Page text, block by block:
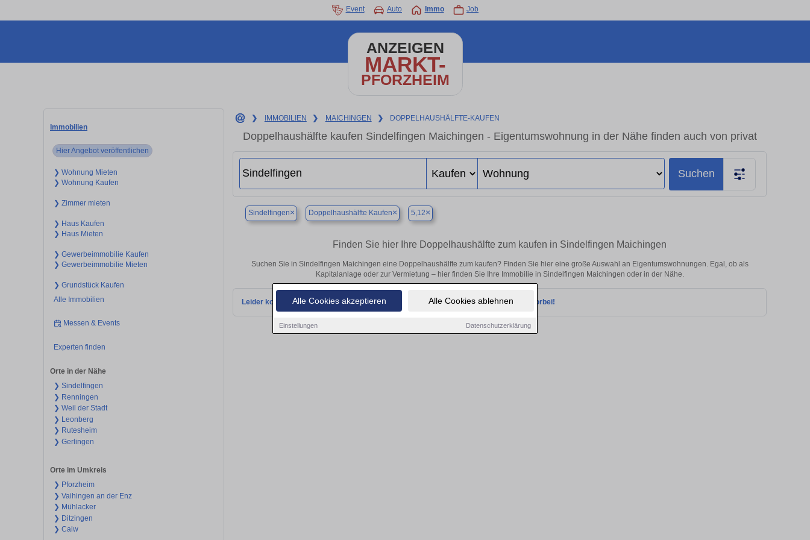
Alle Cookies akzeptieren Alle Cookies ablehnen
Einstellungen Datenschutzerklärung
Event Auto Immo Job
ANZEIGEN
MARKT-
PFORZHEIM
Immobilien
Hier Angebot veröffentlichen
❯ Wohnung Mieten
❯ Wohnung Kaufen
❯ Zimmer mieten
❯ Haus Kaufen
❯ Haus Mieten
❯ Gewerbeimmobilie Kaufen
❯ Gewerbeimmobilie Mieten
❯ Grundstück Kaufen
Alle Immobilien
Messen & Events
Experten finden
Orte in der Nähe
❯ Sindelfingen
❯ Renningen
❯ Weil der Stadt
❯ Leonberg
❯ Rutesheim
❯ Gerlingen
Orte im Umkreis
❯ Pforzheim
❯ Vaihingen an der Enz
❯ Mühlacker
❯ Ditzingen
❯ Calw
❯ IMMOBILIEN ❯ MAICHINGEN ❯ DOPPELHAUSHÄLFTE-KAUFEN
Doppelhaushälfte kaufen Sindelfingen Maichingen - Eigentumswohnung in der Nähe finden auch von privat
Suchen
Sindelfingen× Doppelhaushälfte Kaufen× 5,12×
Finden Sie hier Ihre Doppelhaushälfte zum kaufen in Sindelfingen Maichingen
Suchen Sie in Sindelfingen Maichingen eine Doppelhaushälfte zum kaufen? Finden Sie hier eine große Auswahl an Eigentumswohnungen. Egal, ob als
Kapitalanlage oder zur Vermietung – hier finden Sie Ihre Immobilie in Sindelfingen Maichingen oder in der Nähe.
Leider konnten wir derzeit keine passenden Objekte finden. Schauen Sie bald wieder vorbei!